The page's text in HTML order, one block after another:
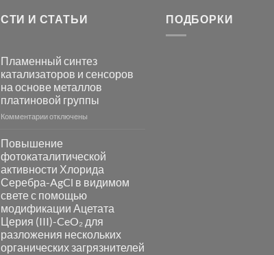
И СТАТЬИ
Пламенный синтез
катализаторов и сенсоров
на основе металлов
платиновой группы
Комментариик
катализаторов
и
сенсоров
на
основе
металлов
платиновой
группы
отключены
Повышение
фотокаталитической
активности Хлорида
Серебра-AgCl в видимом
свете с помощью
модификации Ацетата
Церия (III)-CeO₂ для
разложения нескольких
органических загрязнителей
ПОДБОРКИ